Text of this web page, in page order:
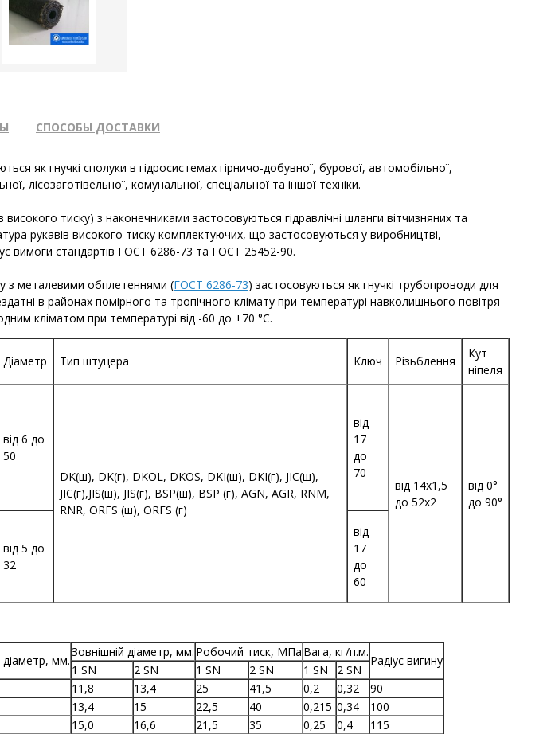
СПОСОБЫ ДОСТАВКИ
як гнучкі сполуки в гідросистемах гірничо-добувної, бурової, автомобільної,
лісозаготівельної, комунальної, спеціальної та іншої техніки.
тиску) з наконечниками застосовуються гідравлічні шланги вітчизняних та
рукавів високого тиску комплектуючих, що застосовуються у виробництві,
вимоги стандартів ГОСТ 6286-73 та ГОСТ 25452-90.
з металевими обплетеннями (ГОСТ 6286-73) застосовуються як гнучкі трубопроводи для
в районах помірного та тропічного клімату при температурі навколишнього повітря
кліматом при температурі від -60 до +70 °С.
Діаметр Тип штуцера Ключ Різьблення
Кут
ніпеля
від 6 до
50
DK(ш), DK(г), DKOL, DKOS, DKI(ш), DKI(г), JIC(ш),
JIC(г),JIS(ш), JIS(г), BSP(ш), BSP (г), AGN, AGR, RNM,
RNR, ORFS (ш), ORFS (г)
від
17
до
70
від 14х1,5
до 52х2
від 0°
до 90°
від 5 до
32
від
17
до
60
діаметр, мм.
Зовнішній діаметр, мм. Робочий тиск, МПа Вага, кг/п.м.
Радіус вигину
1 SN 2 SN 1 SN 2 SN 1 SN 2 SN
11,8 13,4 25 41,5 0,2 0,32
90
13,4 15 22,5 40 0,215 0,34
100
15,0 16,6 21,5 35 0,25 0,4
115